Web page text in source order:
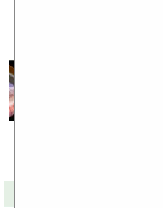
OLED-
может
Сегодня
будущее.
OLED-
1/1000 мм).